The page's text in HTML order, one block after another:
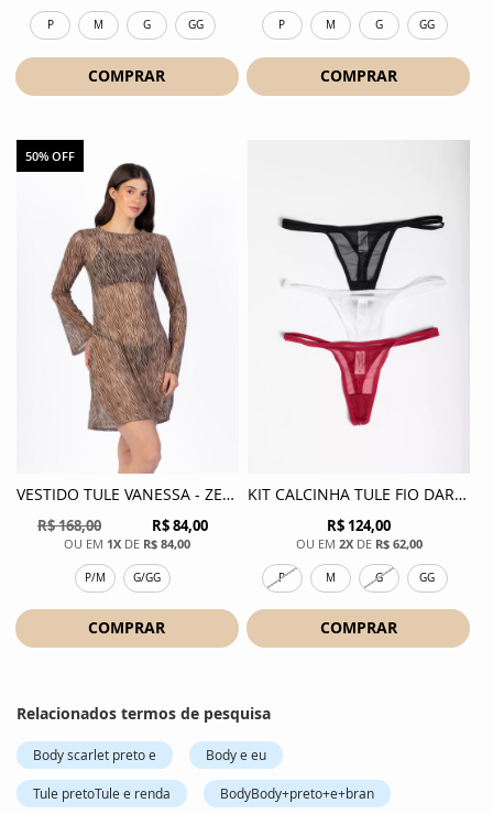
P M G GG
COMPRAR
P M G GG
COMPRAR
50% OFF
VESTIDO TULE VANESSA - ZEBRA
R$ 84,00
R$ 168,00
1X DE R$ 84,00
P/M G/GG
COMPRAR
KIT CALCINHA TULE FIO DARA - MIX
R$ 124,00
2XDE R$ 62,00
P M G GG
COMPRAR
Relacionados termos de pesquisa
Body scarlet preto e Body e eu
Tule pretoTule e renda BodyBody+preto+e+bran